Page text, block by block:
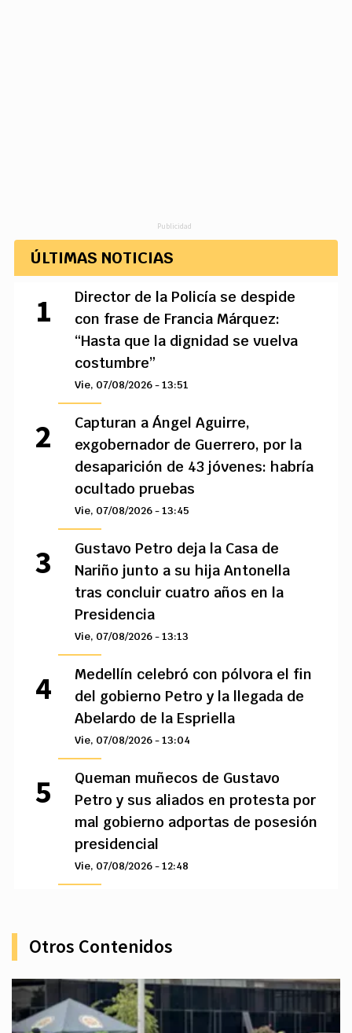
Publicidad
ÚLTIMAS NOTICIAS
Director de la Policía se despide
con frase de Francia Márquez:
“Hasta que la dignidad se vuelva
costumbre”
Vie, 07/08/2026 - 13:51
Capturan a Ángel Aguirre,
exgobernador de Guerrero, por la
desaparición de 43 jóvenes: habría
ocultado pruebas
Vie, 07/08/2026 - 13:45
Gustavo Petro deja la Casa de
Nariño junto a su hija Antonella
tras concluir cuatro años en la
Presidencia
Vie, 07/08/2026 - 13:13
Medellín celebró con pólvora el fin
del gobierno Petro y la llegada de
Abelardo de la Espriella
Vie, 07/08/2026 - 13:04
Queman muñecos de Gustavo
Petro y sus aliados en protesta por
mal gobierno adportas de posesión
presidencial
Vie, 07/08/2026 - 12:48
Otros Contenidos